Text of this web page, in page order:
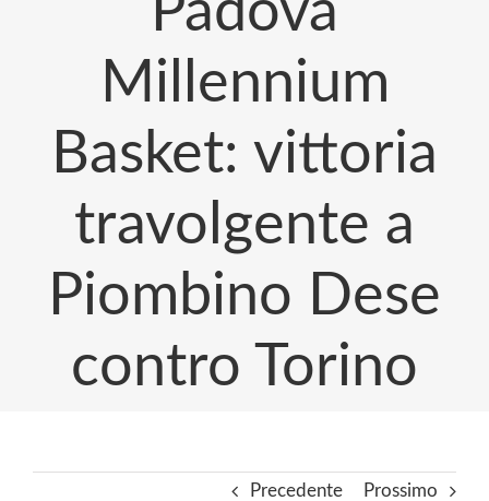
Padova
Millennium
Basket: vittoria
travolgente a
Piombino Dese
contro Torino
Precedente Prossimo